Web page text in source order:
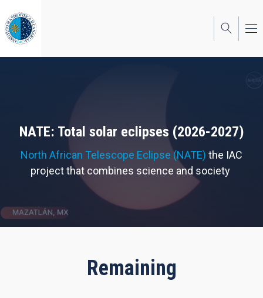
to
main
content
NATE: Total solar eclipses (2026-2027)
North African Telescope Eclipse (NATE) the IAC
project that combines science and society
Remaining